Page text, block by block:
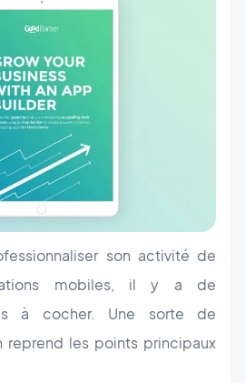
son activité de
mobiles, il y a de
à cocher. Une sorte de
reprend les points principaux